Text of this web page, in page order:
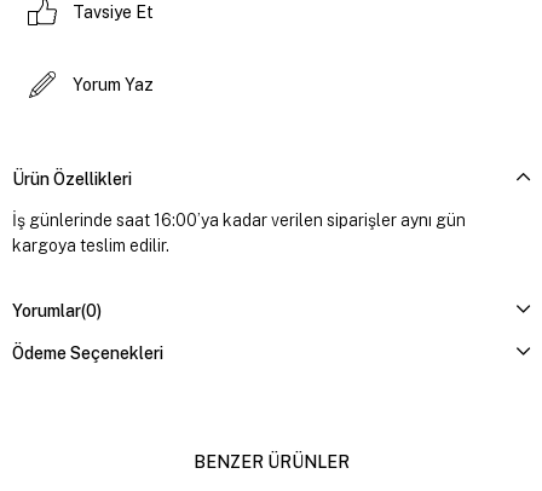
Tavsiye Et
Yorum Yaz
Ürün Özellikleri
İş günlerinde saat 16:00’ya kadar verilen siparişler aynı gün
kargoya teslim edilir.
Yorumlar(0)
Ödeme Seçenekleri
BENZER ÜRÜNLER